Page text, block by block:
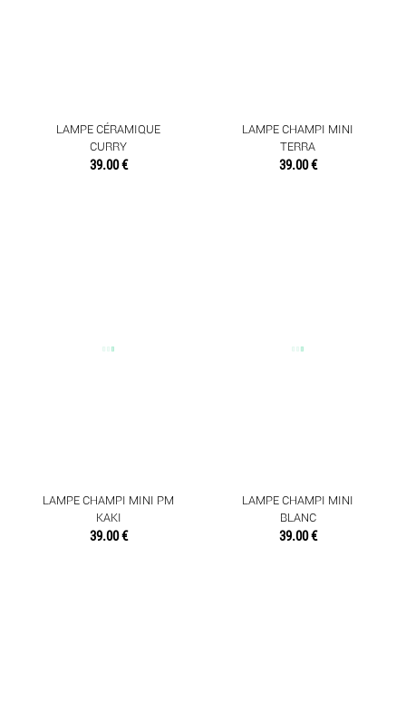
LAMPE CÉRAMIQUE
CURRY
39.00 €
LAMPE CHAMPI MINI
TERRA
39.00 €
LAMPE CHAMPI MINI PM
KAKI
39.00 €
LAMPE CHAMPI MINI
BLANC
39.00 €